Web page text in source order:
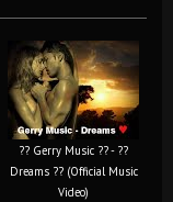
?? Gerry Music ?? - ??
Dreams ?? (Official Music
Video)